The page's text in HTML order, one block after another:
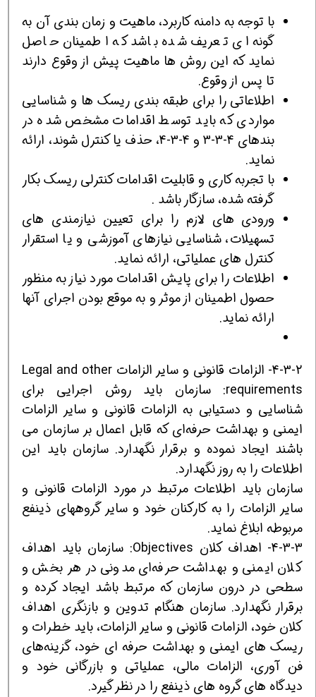
با توجه به دامنه کاربرد، ماهیت و زمان بندی آن به
گونه ای تعریف شده باشد که اطمینان حاصل
نماید که این روش ها ماهیت پیش از وقوع دارند
تا پس از وقوع.
اطلاعاتی را برای طبقه بندی ریسک ها و شناسایی
مواردی که باید توسط اقدامات مشخص شده در
بندهای 4-3-3 و 4-3-4، حذف یا کنترل شوند، ارائه
نماید.
با تجربه کاری و قابلیت اقدامات کنترلی ریسک بکار
گرفته شده، سازگار باشد .
ورودی های لازم را برای تعیین نیازمندی های
تسهیلات، شناسایی نیازهای آموزشی و یا استقرار
کنترل های عملیاتی، ارائه نماید.
اطلاعات را برای پایش اقدامات مورد نیاز به منظور
حصول اطمینان از موثر و به موقع بودن اجرای آنها
ارائه نماید.
4-3-2- الزامات قانونی و سایر الزامات Legal and other
requirements: سازمان باید روش اجرایی برای
شناسایی و دستیابی به الزامات قانونی و سایر الزامات
ایمنی و بهداشت حرفه‌ای که قابل اعمال بر سازمان می
باشند ایجاد نموده و برقرار نگهدارد. سازمان باید این
اطلاعات را به روز نگهدارد.
سازمان باید اطلاعات مرتبط در مورد الزامات قانونی و
سایر الزامات را به کارکنان خود و سایر گروههای ذینفع
مربوطه ابلاغ نماید.
4-3-3- اهداف کلان Objectives: سازمان باید اهداف
کلان ایمنی و بهداشت حرفه‌ای مدونی در هر بخش و
سطحی در درون سازمان که مرتبط باشد ایجاد کرده و
برقرار نگهدارد. سازمان هنگام تدوین و بازنگری اهداف
کلان خود، الزامات قانونی و سایر الزامات، باید خطرات و
ریسک های ایمنی و بهداشت حرفه ای خود، گزینه‌های
فن آوری، الزامات مالی، عملیاتی و بازرگانی خود و
دیدگاه های گروه های ذینفع را در نظر گیرد.